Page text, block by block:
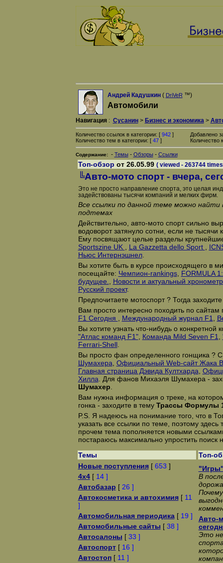
Андрей Кадушкин( DriVeR ™)
Автомобили
Навигация: Сусанин> Бизнес и экономика>
Количество ссылок в категории: [ 942]
Количество тем в категории: [ 47]
Добавлено
Количество
Содержание: - Темы - Обзоры - Ссылки
Топ-обзор от 26.05.99 ( viewed - 263744
╚Авто-мото спорт - вчера,
Это не просто направление спорта, это целая
задействованы тысячи компаний и мелких фирм.
Все ссылки по данной теме можно
подтемах
Действительно, авто-мото спорт сильно
водоворот затянуло сотни, если не
Ему посвящают целые разделы
Sportszine UK
La Gazzetta dello Sport
Ньюс Интернэшнел.
Вы хотите быть в курсе происходящего в
посещайте: Чемпион-rankings, FORMULA
будущее.
Новости и актуальный
Русский проект.
Предпочитаете мотоспорт ? Тогда
Вам просто интересно походить по
F1 Сегодня
Международный журнал F1
Вы хотите узнать что-нибудь о конкретной
"Атлас команд F1", Команда Mild Seven F1
Ferrari-Shell.
Вы просто фан определенного гонщика ?
Шумахера Официальный Web-сайт Жака
Главная страница Дэвида Култхарда
Хилла . Для фанов Михаэля Шумахера -
Шумахер
Вам нужна информация о треке, на
гонка - заходите в тему Трассы Формулы
P.S. Я надеюсь на понимание того, что в
указать все ссылки по теме, поэтому
прочем тема пополняется новыми
постараюсь максимально упростить
Темы
Топ-
Новые поступления[ 653 ]
4x4[ 14 ]
Автобазар [ 26 ]
Автокосметика и автохимия[ 11
]
Автомобильная периодика[ 19 ]
Автомобильные сайты [ 38 ]
Автосалоны [ 33 ]
Автоспорт[ 16 ]
Автостоп[ 11 ]
В
Авто-
Это